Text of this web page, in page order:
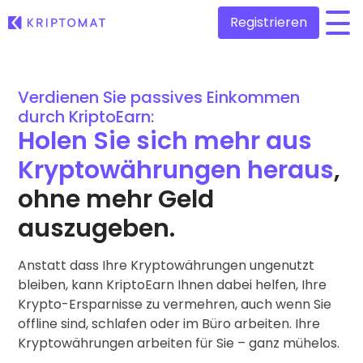
Alle Preise
Mehr als 300+ Kryptowährungen
Gewinner und Verlierer
Neu hinzugefügt
Neu zu Kriptomat hinzugefügte Token
Wenn ich für 100 € gekauft habe…
Krypto kaufen und verkaufen
Kaufen Sie über 300 Kryptowährungen
Krypto tauschen
Über 1.000 Paar-Optionen
Intelligente Portfolios
Die intelligente Art, um in Kryptowährungen zu investieren
Kriptomat Wallet
Eine sicheres und einfaches Krypto-Wallet
Registrieren
Verdienen Sie passives Einkommen
durch KriptoEarn:
Holen Sie sich mehr aus
Kryptowährungen heraus,
ohne mehr Geld
auszugeben.
Anstatt dass Ihre Kryptowährungen ungenutzt
bleiben, kann KriptoEarn Ihnen dabei helfen, Ihre
Krypto-Ersparnisse zu vermehren, auch wenn Sie
offline sind, schlafen oder im Büro arbeiten. Ihre
Kryptowährungen arbeiten für Sie – ganz mühelos.